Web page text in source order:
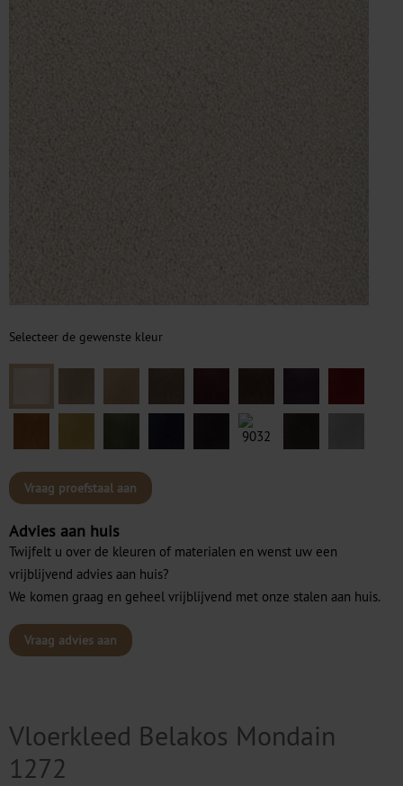
Selecteer de gewenste kleur
Vraag proefstaal aan
Advies aan huis
Twijfelt u over de kleuren of materialen en wenst uw een
vrijblijvend advies aan huis?
We komen graag en geheel vrijblijvend met onze stalen aan huis.
Vraag advies aan
Vloerkleed Belakos Mondain
1272